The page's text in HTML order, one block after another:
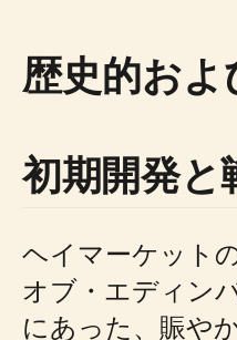
歴史的お
初期開発と
ヘイマーケット
オブ・エディン
にあった、賑や